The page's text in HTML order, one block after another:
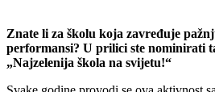
Znate li za školu koja zavređuje
performansi? U prilici ste nominirati
„Najzelenija škola na svijetu!“